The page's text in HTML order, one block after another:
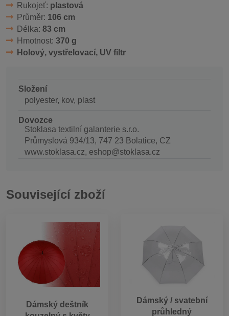
Rukojeť: plastová
Průměr: 106 cm
Délka: 83 cm
Hmotnost: 370 g
Holový, vystřelovací, UV filtr
Složení
polyester, kov, plast
Dovozce
Stoklasa textilní galanterie s.r.o.
Průmyslová 934/13, 747 23 Bolatice, CZ
www.stoklasa.cz, eshop@stoklasa.cz
Související zboží
Dámský deštník
Dámský / svatební
průhledný